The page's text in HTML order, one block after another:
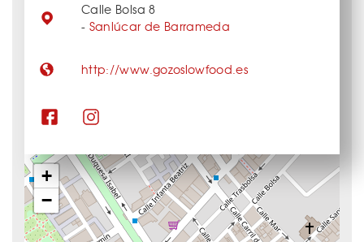
+
−
Calle Bolsa 8
- Sanlúcar de Barrameda
http://www.gozoslowfood.es